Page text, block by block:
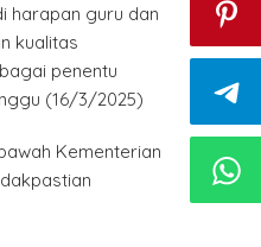
harapan guru dan
kualitas
penentu
(16/3/2025)
Kementerian